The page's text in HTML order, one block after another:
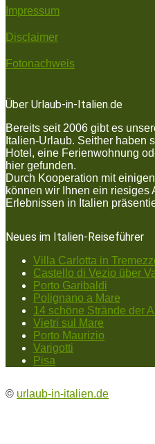
Impressum
Disclaimer
Fotonachweis
Über Urlaub-in-Italien.de
Bereits seit 2006 gibt es
Italien-Urlaub. Seither haben
Hotel, eine Ferienwohnung
hier gefunden.
Durch Kooperation mit
können wir Ihnen ein riesiges
Erlebnissen in Italien
Neues im Italien-Reiseführer
Villa Carlotta in
Castello di Vezio über
Porto Garibaldi
Polignano a Mare
14 schöne Strände der
Vietri sul Mare
Porto Maurizio
Varigotti
Pisa
© urlaub-in-italien.de